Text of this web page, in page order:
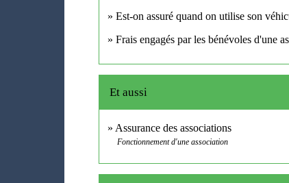
Est-on assuré quand on utilise son
Frais engagés par les bénévoles d'une
Et aussi
Assurance des associations
Fonctionnement d'une association